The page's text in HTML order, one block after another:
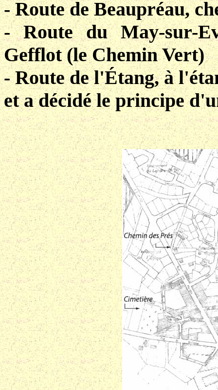
- Route de Beaupréau,
- Route du May-sur-
Gefflot (le Chemin Vert)
- Route de l'Étang, à
et a décidé le principe